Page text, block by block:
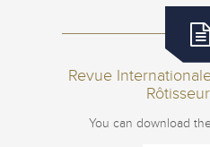
Revue
You can download